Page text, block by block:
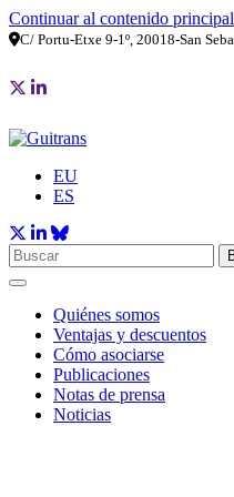
Continuar al contenido principal
C/ Portu-Etxe 9-1º, 20018-San
EU
ES
Quiénes somos
Ventajas y descuentos
Cómo asociarse
Publicaciones
Notas de prensa
Noticias